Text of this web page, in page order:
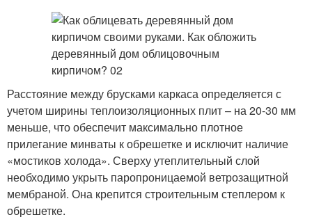
Расстояние между брусками каркаса определяется с
учетом ширины теплоизоляционных плит – на 20-30 мм
меньше, что обеспечит максимально плотное
прилегание минваты к обрешетке и исключит наличие
«мостиков холода». Сверху утеплительный слой
необходимо укрыть паропроницаемой ветрозащитной
мембраной. Она крепится строительным степлером к
обрешетке.